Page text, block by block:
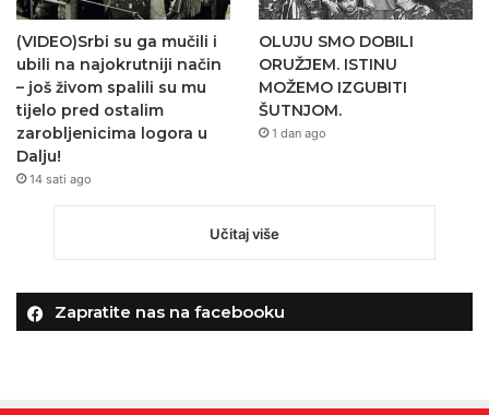
(VIDEO)Srbi su ga mučili i
ubili na najokrutniji način
– još živom spalili su mu
tijelo pred ostalim
zarobljenicima logora u
Dalju!
14 sati ago
OLUJU SMO DOBILI
ORUŽJEM. ISTINU
MOŽEMO IZGUBITI
ŠUTNJOM.
1 dan ago
Učitaj više
Zapratite nas na facebooku